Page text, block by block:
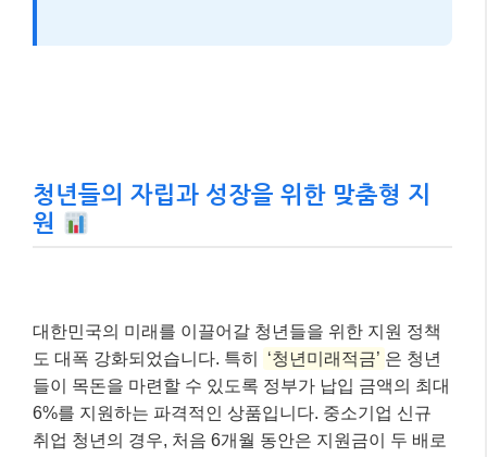
청년들의 자립과 성장을 위한 맞춤형 지
원
대한민국의 미래를 이끌어갈 청년들을 위한 지원 정책
도 대폭 강화되었습니다. 특히
‘청년미래적금’ 은 청년
들이 목돈을 마련할 수 있도록 정부가 납입 금액의 최대
6%를 지원하는 파격적인 상품입니다. 중소기업 신규
취업 청년의 경우, 처음 6개월 동안은 지원금이 두 배로